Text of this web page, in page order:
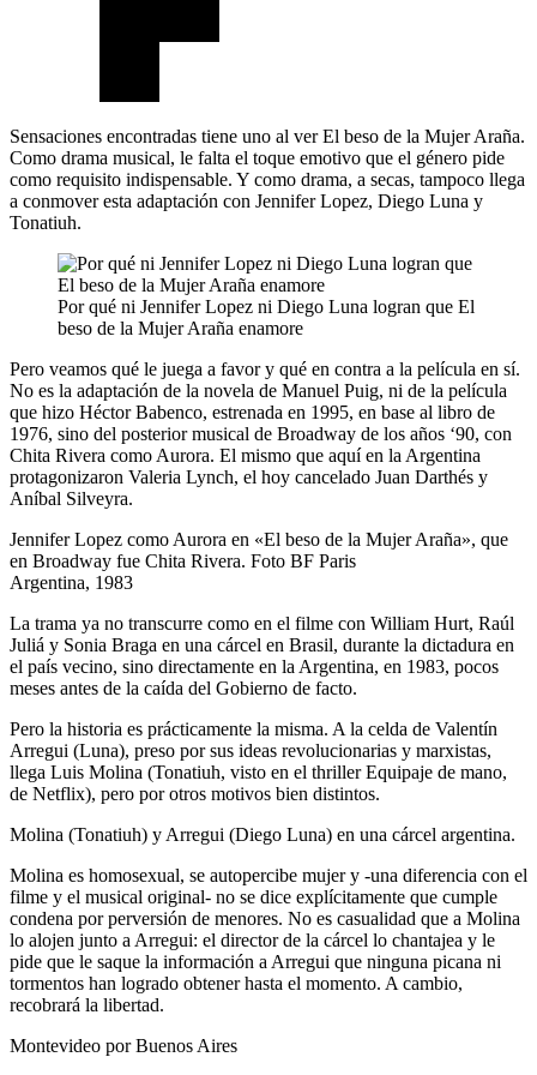
Sensaciones encontradas tiene uno al ver El beso de la Mujer Araña.
Como drama musical, le falta el toque emotivo que el género pide
como requisito indispensable. Y como drama, a secas, tampoco llega
a conmover esta adaptación con Jennifer Lopez, Diego Luna y
Tonatiuh.
Por qué ni Jennifer Lopez ni Diego Luna logran que El
beso de la Mujer Araña enamore
Pero veamos qué le juega a favor y qué en contra a la película en sí.
No es la adaptación de la novela de Manuel Puig, ni de la película
que hizo Héctor Babenco, estrenada en 1995, en base al libro de
1976, sino del posterior musical de Broadway de los años ‘90, con
Chita Rivera como Aurora. El mismo que aquí en la Argentina
protagonizaron Valeria Lynch, el hoy cancelado Juan Darthés y
Aníbal Silveyra.
Jennifer Lopez como Aurora en «El beso de la Mujer Araña», que
en Broadway fue Chita Rivera. Foto BF Paris
Argentina, 1983
La trama ya no transcurre como en el filme con William Hurt, Raúl
Juliá y Sonia Braga en una cárcel en Brasil, durante la dictadura en
el país vecino, sino directamente en la Argentina, en 1983, pocos
meses antes de la caída del Gobierno de facto.
Pero la historia es prácticamente la misma. A la celda de Valentín
Arregui (Luna), preso por sus ideas revolucionarias y marxistas,
llega Luis Molina (Tonatiuh, visto en el thriller Equipaje de mano,
de Netflix), pero por otros motivos bien distintos.
Molina (Tonatiuh) y Arregui (Diego Luna) en una cárcel argentina.
Molina es homosexual, se autopercibe mujer y -una diferencia con el
filme y el musical original- no se dice explícitamente que cumple
condena por perversión de menores. No es casualidad que a Molina
lo alojen junto a Arregui: el director de la cárcel lo chantajea y le
pide que le saque la información a Arregui que ninguna picana ni
tormentos han logrado obtener hasta el momento. A cambio,
recobrará la libertad.
Montevideo por Buenos Aires